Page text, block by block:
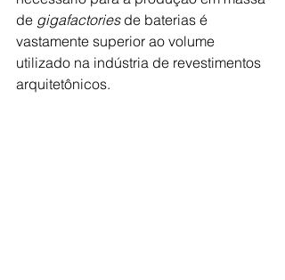
de gigafactories de baterias é
vastamente superior ao volume
utilizado na indústria de revestimentos
arquitetônicos.